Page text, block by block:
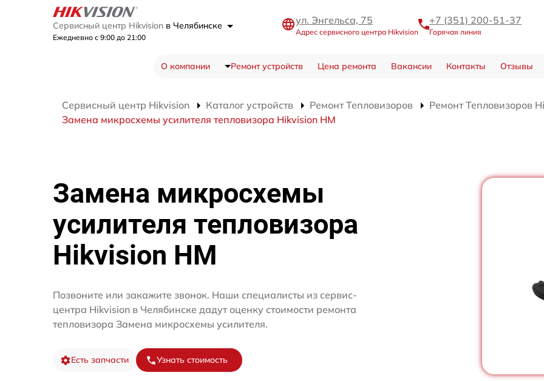
Сервисный центр Hikvision в Челябинске
Ежедневно с 9:00 до 21:00
ул. Энгельса, 75
Адрес сервисного центра Hikvision
+7 (351) 200-51-37
Горячая линия
О компании Ремонт устройств Цена ремонта Вакансии Контакты Отзывы
Сервисный центр Hikvision Каталог устройств Ремонт Тепловизоров
Ремонт Тепловизоров
Замена микросхемы усилителя тепловизора Hikvision HM
Замена микросхемы
усилителя тепловизора
Hikvision HM
Позвоните или закажите звонок. Наши специалисты из сервис-
центра Hikvision в Челябинске дадут оценку стоимости ремонта
тепловизора Замена микросхемы усилителя.
Есть запчасти Узнать стоимость